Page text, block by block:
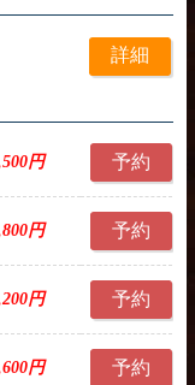
詳細
円 予約
円 予約
円 予約
円 予約